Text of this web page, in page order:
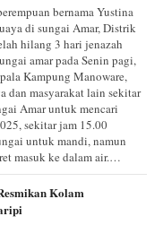
bernama Yustina
di sungai Amar, Distrik
hilang 3 hari jenazah
amar pada Senin pagi,
Kampung Manoware,
dan masyarakat lain sekitar
Amar untuk mencari
sekitar jam 15.00
untuk mandi, namun
masuk ke dalam air.…
Kolam